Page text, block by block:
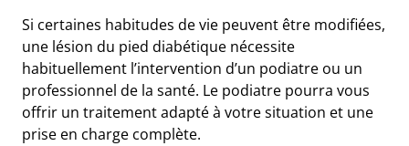
Si certaines habitudes de vie peuvent être modifiées,
une lésion du pied diabétique nécessite
habituellement l’intervention d’un podiatre ou un
professionnel de la santé. Le podiatre pourra vous
offrir un traitement adapté à votre situation et une
prise en charge complète.